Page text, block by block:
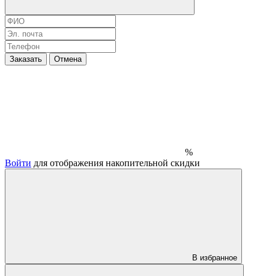
Заказать Отмена
%
Войти для отображения накопительной скидки
В избранное